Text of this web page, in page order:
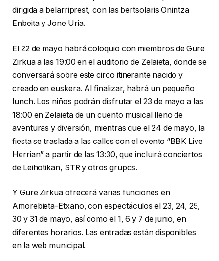
dirigida a belarriprest, con las bertsolaris Onintza
Enbeita y Jone Uria.
El 22 de mayo habrá coloquio con miembros de Gure
Zirkua a las 19:00 en el auditorio de Zelaieta, donde se
conversará sobre este circo itinerante nacido y
creado en euskera. Al finalizar, habrá un pequeño
lunch. Los niños podrán disfrutar el 23 de mayo a las
18:00 en Zelaieta de un cuento musical lleno de
aventuras y diversión, mientras que el 24 de mayo, la
fiesta se traslada a las calles con el evento “BBK Live
Herrian” a partir de las 13:30, que incluirá conciertos
de Leihotikan, STR y otros grupos.
Y Gure Zirkua ofrecerá varias funciones en
Amorebieta-Etxano, con espectáculos el 23, 24, 25,
30 y 31 de mayo, así como el 1, 6 y 7 de junio, en
diferentes horarios. Las entradas están disponibles
en la web municipal.